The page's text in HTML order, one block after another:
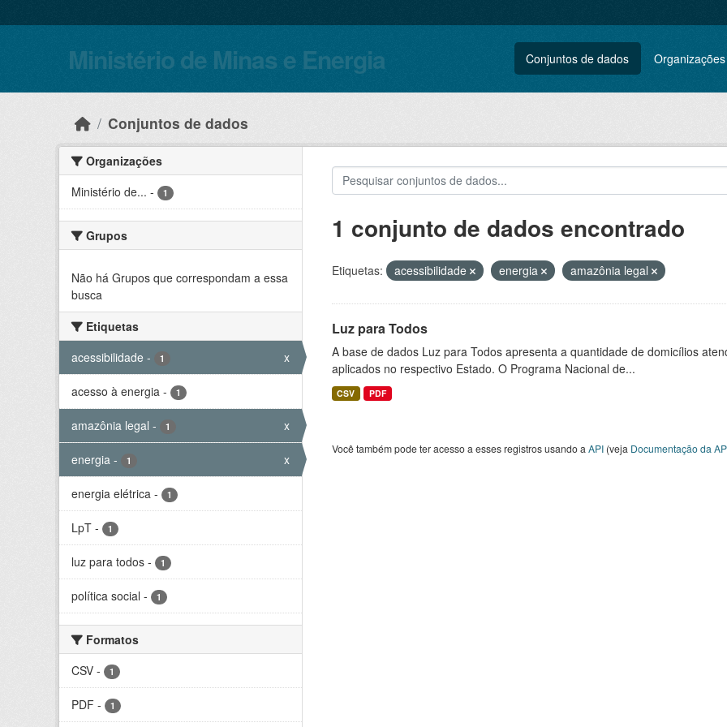
Ministério de Minas e Energia Conjuntos de dados Organizações
Conjuntos de dados
Organizações
Ministério de... - 1
Grupos
Não há Grupos que correspondam a essa
busca
Etiquetas
acessibilidade - 1 x
acesso à energia - 1
amazônia legal - 1 x
energia - 1 x
energia elétrica - 1
LpT - 1
luz para todos - 1
política social - 1
Formatos
CSV - 1
PDF - 1
1 conjunto de dados encontrado
Etiquetas: acessibilidade energia amazônia legal
Luz para Todos
A base de dados Luz para Todos apresenta a quantidade de domicílios
aplicados no respectivo Estado. O Programa Nacional de...
CSV PDF
Você também pode ter acesso a esses registros usando a API(veja Documentação da